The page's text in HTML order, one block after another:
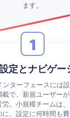
ます。
1
定とナビゲー
ターフェースには設
で、新規ユーザー
。小規模チームは
に、設定に何時間も